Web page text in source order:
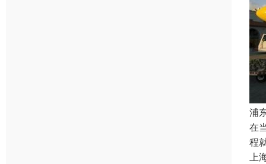
浦
在
程
上